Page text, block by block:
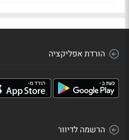
הורדת אפליקציה
הרשמה לדיוור